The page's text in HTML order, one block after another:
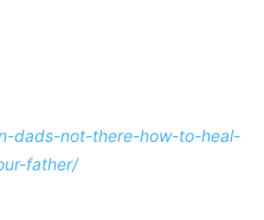
dads-not-there-how-to-heal-
father/